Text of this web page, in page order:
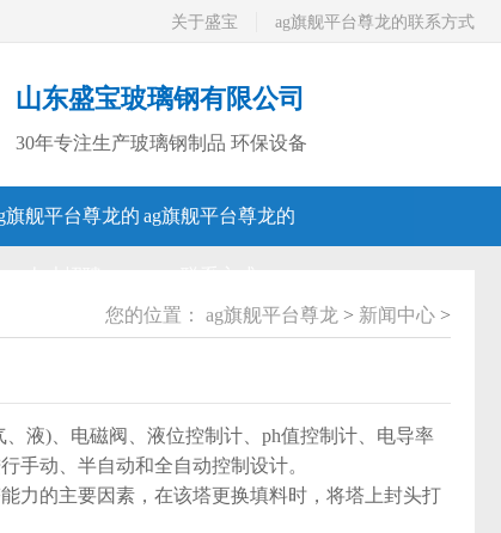
关于盛宝 ag旗舰平台尊龙的联系方式
山东盛宝玻璃钢有限公司
30年专注生产玻璃钢制品 环保设备
0536-4930688
旗舰平台尊龙的 ag旗舰平台尊龙的
您的位置： ag旗舰平台尊龙 > 新闻中心 >
液)、电磁阀、液位控制计、ph值控制计、电导率
手动、半自动和全自动控制设计。
的主要因素，在该塔更换填料时，将塔上封头打